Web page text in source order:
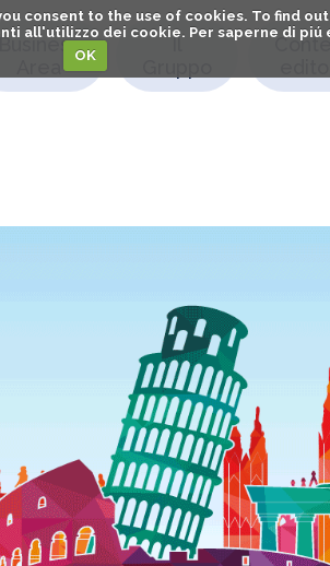
consent to the use of cookies. To find
all'utilizzo dei cookie. Per saperne di
OK
Il